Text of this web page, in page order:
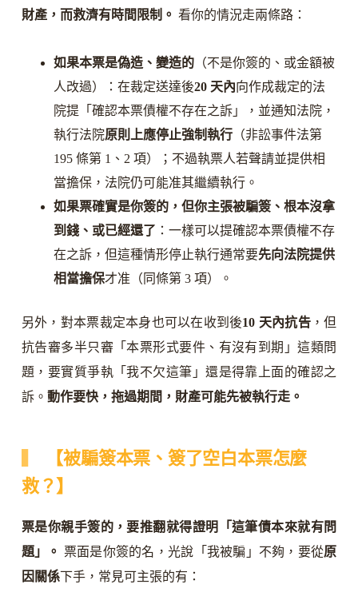
財產，而救濟有時間限制。 看你的情況走兩條路：
如果本票是偽造、變造的（不是你簽的、或金額被
人改過）：在裁定送達後20 天內向作成裁定的法
院提「確認本票債權不存在之訴」，並通知法院，
執行法院原則上應停止強制執行（非訟事件法第
195 條第 1、2 項）；不過執票人若聲請並提供相
當擔保，法院仍可能准其繼續執行。
如果票確實是你簽的，但你主張被騙簽、根本沒拿
到錢、或已經還了 ：一樣可以提確認本票債權不存
在之訴，但這種情形停止執行通常要先向法院提供
相當擔保才准（同條第 3 項）。
另外，對本票裁定本身也可以在收到後10 天內抗告，但
抗告審多半只審「本票形式要件、有沒有到期」這類問
題，要實質爭執「我不欠這筆」還是得靠上面的確認之
訴。 動作要快，拖過期間，財產可能先被執行走。
【被騙簽本票、簽了空白本票怎麼
救？】
票是你親手簽的，要推翻就得證明「這筆債本來就有問
題」。 票面是你簽的名，光說「我被騙」不夠，要從原
因關係下手，常見可主張的有：